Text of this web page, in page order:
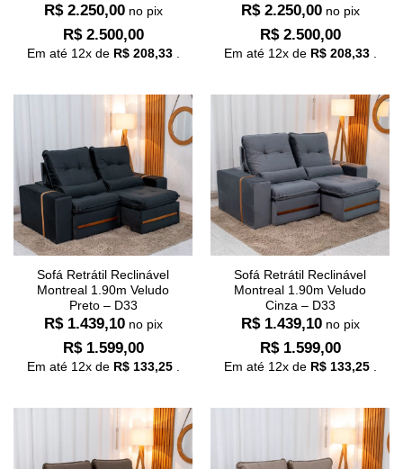
R$2.250,00 no pix
R$2.500,00
Em até 12x de R$208,33.
R$2.250,00 no pix
R$2.500,00
Em até 12x de R$208,33.
Sofá Retrátil Reclinável
Montreal 1.90m Veludo
Preto – D33
R$1.439,10 no pix
R$1.599,00
Em até 12x de R$133,25.
Sofá Retrátil Reclinável
Montreal 1.90m Veludo
Cinza – D33
R$1.439,10 no pix
R$1.599,00
Em até 12x de R$133,25.